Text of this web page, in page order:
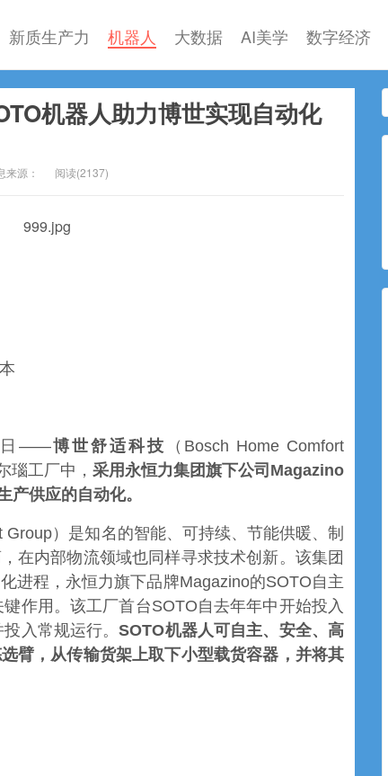
新质生产力 机器人 大数据 AI美学 数字经济
机器人助力博世实现自动化
来源： 阅读(2137)
日——博世舒适科技
（Bosch Home Comfort
瑙工厂中， 采用永恒力集团旗下公司Magazino
产供应的自动化。
）是知名的智能、可持续、节能供暖、制
在内部物流领域也同样寻求技术创新。该集团
进程，永恒力旗下品牌Magazino的SOTO自主
作用。该工厂首台SOTO自去年年中开始投入
入常规运行。SOTO机器人可自主、安全、高
臂，从传输货架上取下小型载货容器，并将其